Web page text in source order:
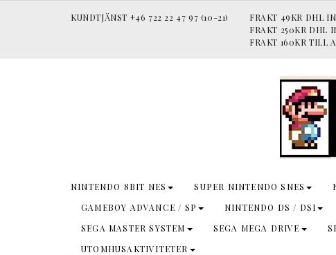
KUNDTJÄNST +46 722 22 47 97 (10-21)
FRAKT 49KR DHL
FRAKT 250KR DHL
FRAKT 160KR TILL
NINTENDO 8BIT NES SUPER NINTENDO SNES
GAMEBOY ADVANCE / SP
NINTENDO DS / DSI
SEGA MASTER SYSTEM
SEGA MEGA DRIVE
UTOMHUSAKTIVITETER